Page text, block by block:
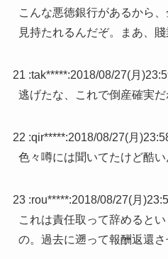
こんな悪徳銀行があるから
見持たれるんだぞ。まあ、賤
21 :tak*****:2018/08/27(月
逃げたな、これで倒産確実だ
22 :qir*****:2018/08/27(月
色々噂には聞いてたけど酷い
23 :rou*****:2018/08/27(月
これは責任取って辞めると
の。過去に遡って報酬返還さ